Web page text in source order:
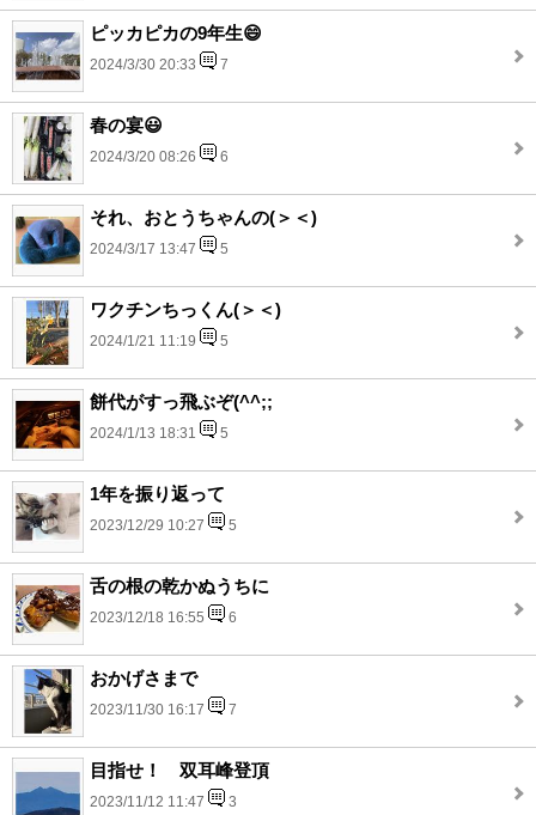
ピッカピカの9年生😄
2024/3/30 20:33 7
春の宴😃
2024/3/20 08:26 6
それ、おとうちゃんの(＞＜)
2024/3/17 13:47 5
ワクチンちっくん(＞＜)
2024/1/21 11:19 5
餅代がすっ飛ぶぞ(^^;;
2024/1/13 18:31 5
1年を振り返って
2023/12/29 10:27 5
舌の根の乾かぬうちに
2023/12/18 16:55 6
おかげさまで
2023/11/30 16:17 7
目指せ！ 双耳峰登頂
2023/11/12 11:47 3